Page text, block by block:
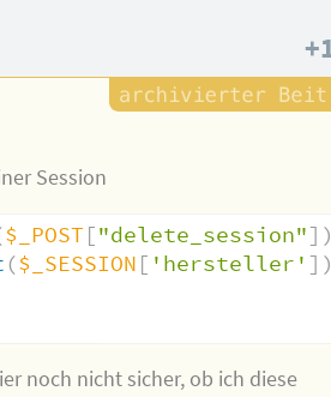
Session
$_POST ["delete_session"]
($_SESSION [ 'hersteller' ]
noch nicht sicher, ob ich diese